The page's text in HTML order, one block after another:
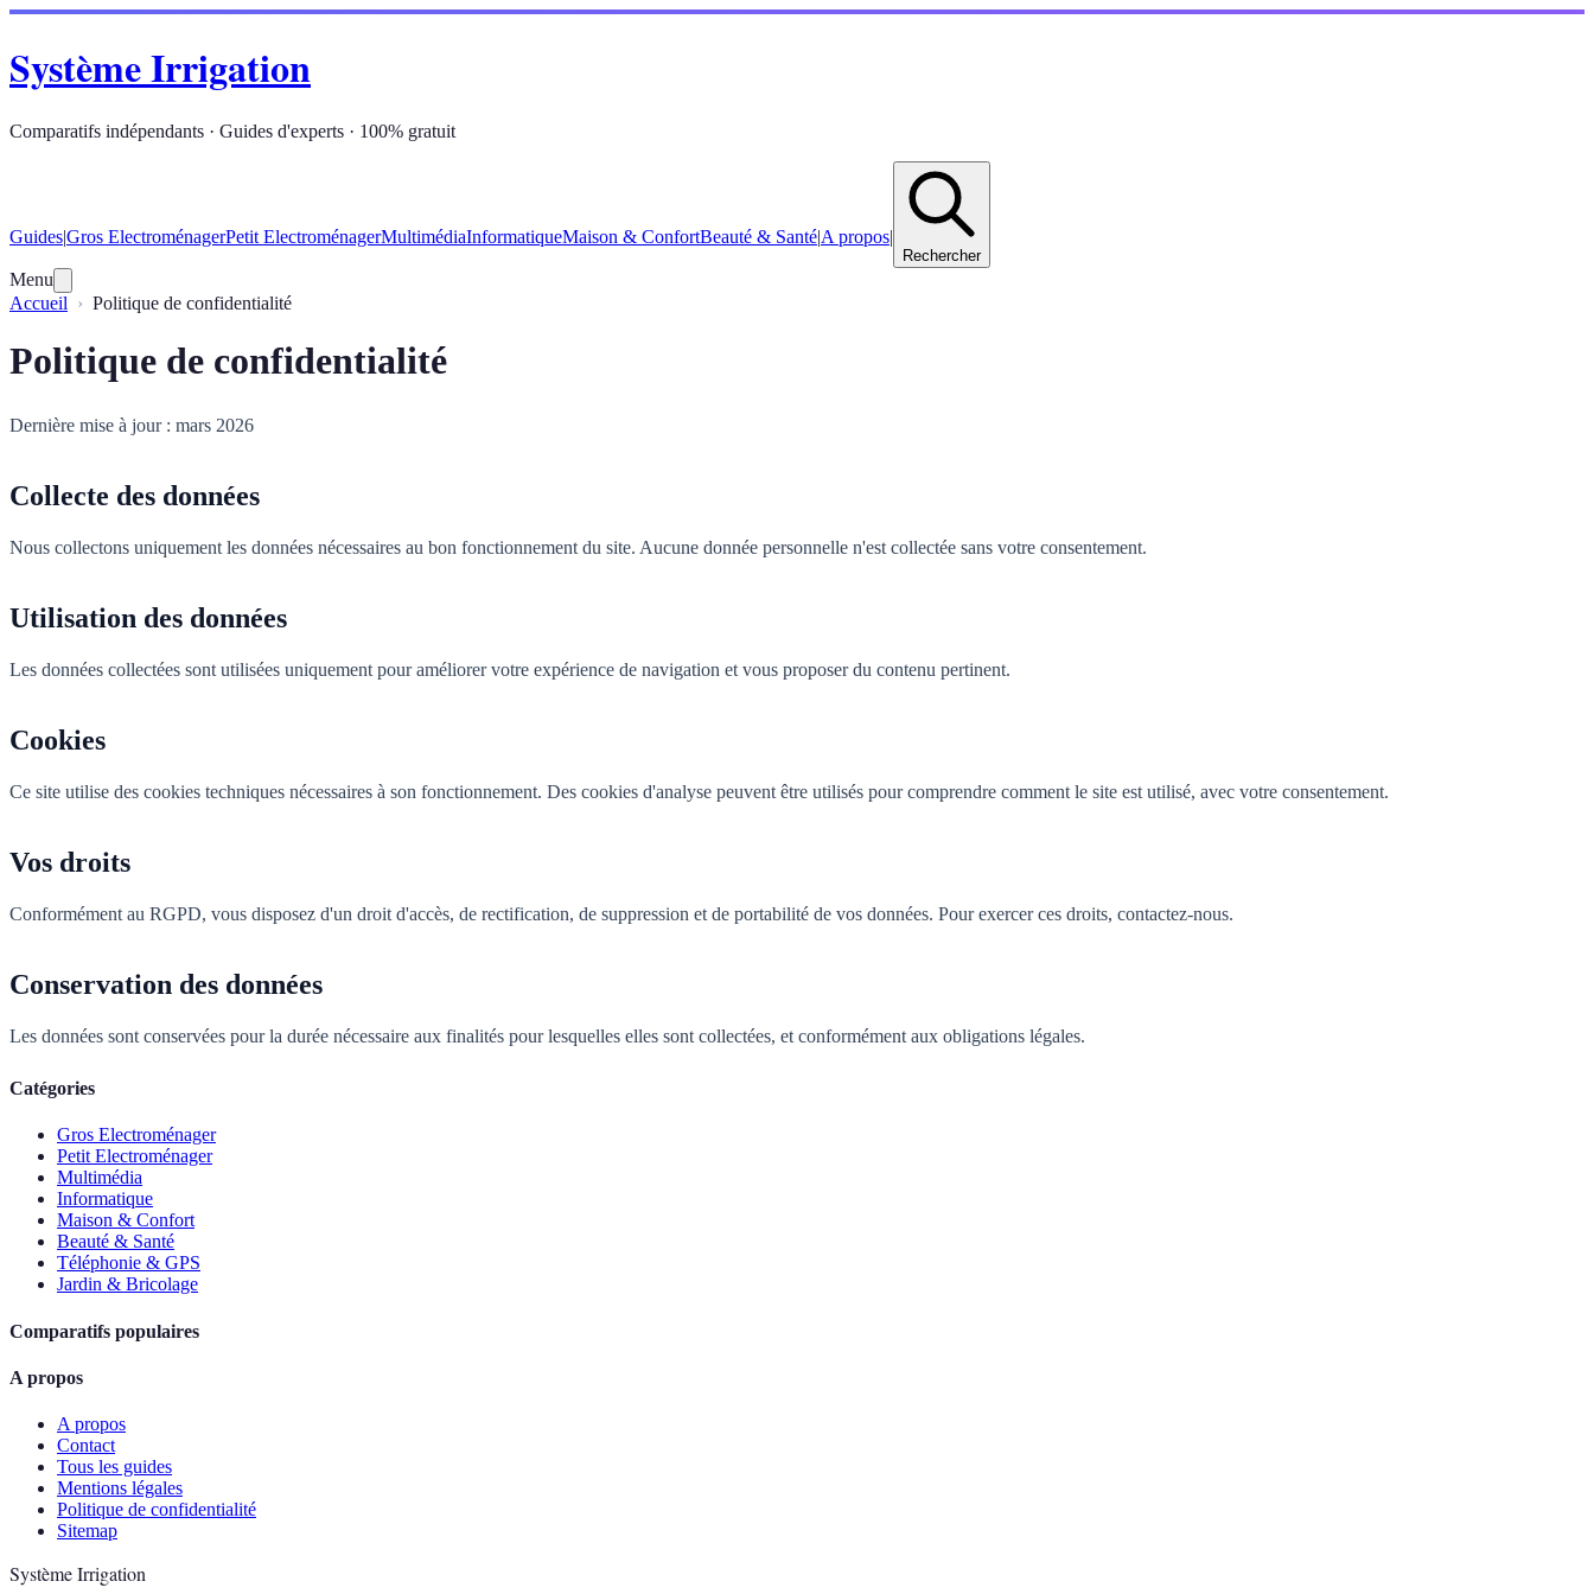
Système Irrigation
Comparatifs indépendants · Guides d'experts · 100% gratuit
Guides|Gros ElectroménagerPetit ElectroménagerMultimédiaInformatiqueMaison & ConfortBeauté & Santé|A propos|
Rechercher
Menu
Accueil
Politique de confidentialité
Politique de confidentialité
Dernière mise à jour : mars 2026
Collecte des données
Nous collectons uniquement les données nécessaires au bon fonctionnement du site. Aucune donnée personnelle n'est collectée sans votre consentement.
Utilisation des données
Les données collectées sont utilisées uniquement pour améliorer votre expérience de navigation et vous proposer du contenu pertinent.
Cookies
Ce site utilise des cookies techniques nécessaires à son fonctionnement. Des cookies d'analyse peuvent être utilisés pour comprendre comment le site est utilisé, avec votre consentement.
Vos droits
Conformément au RGPD, vous disposez d'un droit d'accès, de rectification, de suppression et de portabilité de vos données. Pour exercer ces droits, contactez-nous.
Conservation des données
Les données sont conservées pour la durée nécessaire aux finalités pour lesquelles elles sont collectées, et conformément aux obligations légales.
Catégories
Gros Electroménager
Petit Electroménager
Multimédia
Informatique
Maison & Confort
Beauté & Santé
Téléphonie & GPS
Jardin & Bricolage
Comparatifs populaires
A propos
A propos
Contact
Tous les guides
Mentions légales
Politique de confidentialité
Sitemap
Système Irrigation